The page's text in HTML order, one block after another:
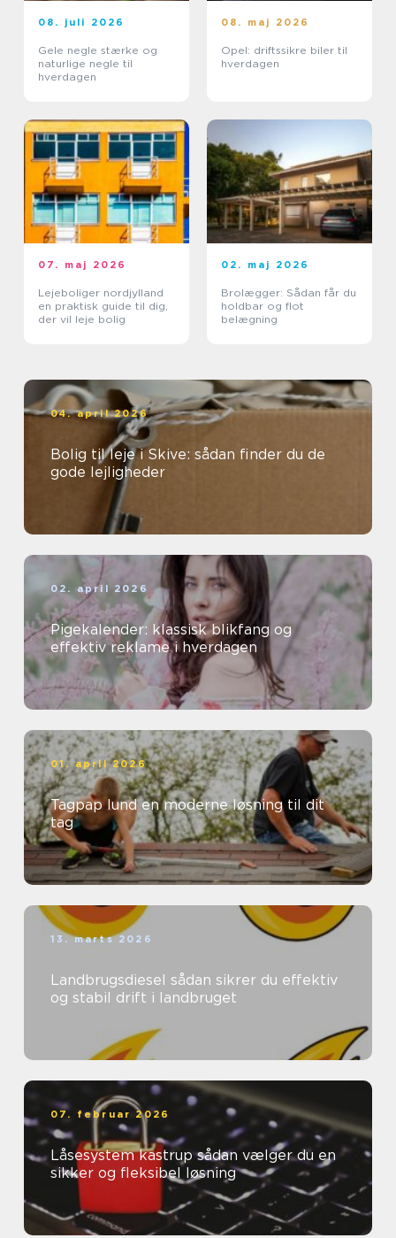
08. juli 2026
Gele negle stærke og
naturlige negle til
hverdagen
08. maj 2026
Opel: driftssikre biler til
hverdagen
07. maj 2026
Lejeboliger nordjylland
en praktisk guide til dig,
der vil leje bolig
02. maj 2026
Brolægger: Sådan får du
holdbar og flot
belægning
04. april 2026
Bolig til leje i Skive: sådan finder du de
gode lejligheder
02. april 2026
Pigekalender: klassisk blikfang og
effektiv reklame i hverdagen
01. april 2026
Tagpap lund en moderne løsning til dit
tag
13. marts 2026
Landbrugsdiesel sådan sikrer du effektiv
og stabil drift i landbruget
07. februar 2026
Låsesystem kastrup sådan vælger du en
sikker og fleksibel løsning